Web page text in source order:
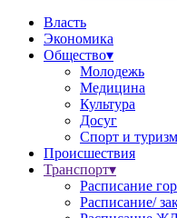
Власть
Экономика
Общество▾
Молодежь
Медицина
Культура
Досуг
Спорт и туризм
Происшествия
Транспорт▾
Расписание
Расписание/